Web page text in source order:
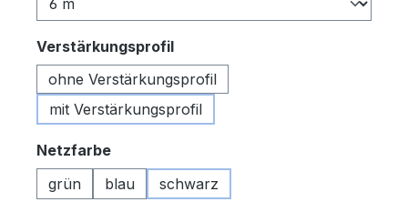
Verstärkungsprofilauswählen
ohne Verstärkungsprofil
mit Verstärkungsprofil
Netzfarbeauswählen
grün
blau schwarz